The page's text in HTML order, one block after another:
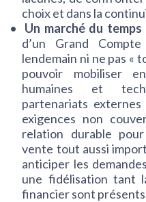
choix et dans la
Un marché du temps
d’un Grand
lendemain ni ne pas «
pouvoir mobiliser
humaines et
partenariats
exigences non
relation durable
vente tout aussi
anticiper les
une fidélisation tant
financier sont